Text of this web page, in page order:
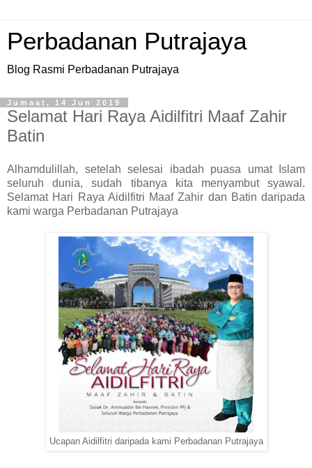
Perbadanan Putrajaya
Blog Rasmi Perbadanan Putrajaya
Jumaat, 14 Jun 2019
Selamat Hari Raya Aidilfitri Maaf Zahir
Batin
Alhamdulillah, setelah selesai ibadah puasa umat Islam
seluruh dunia, sudah tibanya kita menyambut syawal.
Selamat Hari Raya Aidilfitri Maaf Zahir dan Batin daripada
kami warga Perbadanan Putrajaya
Ucapan Aidilfitri daripada kami Perbadanan Putrajaya